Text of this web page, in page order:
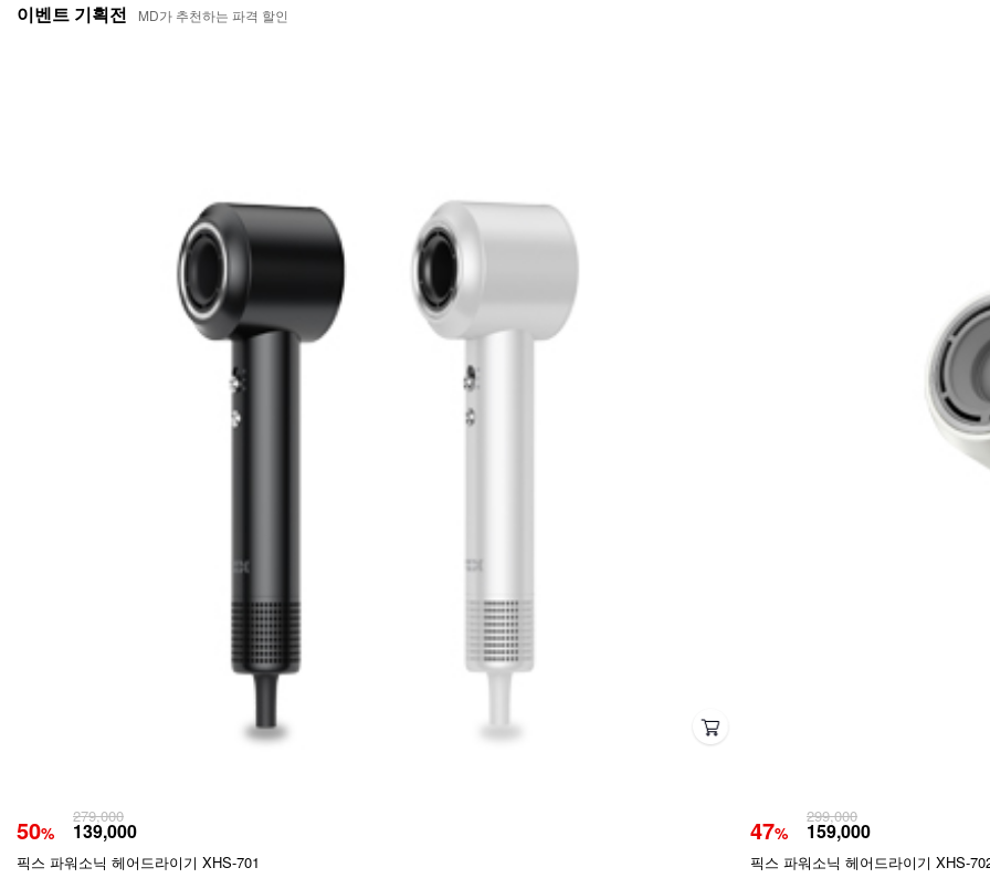
이벤트 기획전 MD가 추천하는 파격 할인
50%
279,000
139,000
픽스 파워소닉 헤어드라이기 XHS-701
47%
299,000
159,000
픽스 파워소닉 헤어드라이기 XHS-